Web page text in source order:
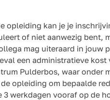
opleiding kan je je
of niet aanwezig bent,
mag uiteraard in jouw
een administratieve kost
Pulderbos, waar onder
opleiding om bepaalde
werkdagen vooraf op de